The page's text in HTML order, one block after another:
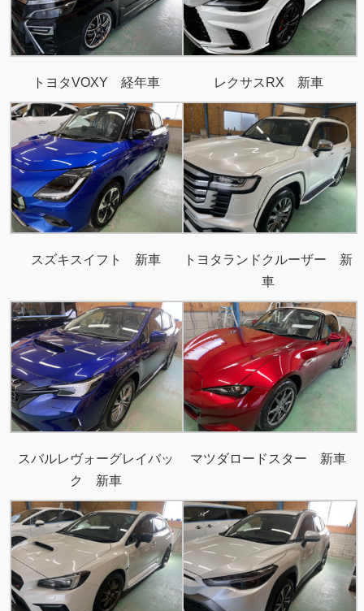
トヨタVOXY 経年車 レクサスRX 新車
スズキスイフト 新車
トヨタランドクルーザー 新
車
スバルレヴォーグレイバッ
ク 新車
マツダロードスター 新車